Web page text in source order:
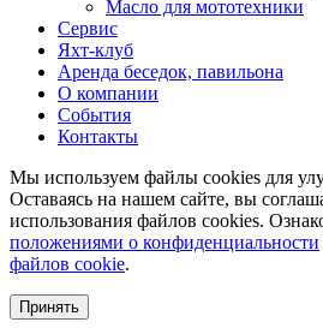
Масло для мототехники
Сервис
Яхт-клуб
Аренда беседок, павильона
О компании
События
Контакты
Мы используем файлы cookies для
Оставаясь на нашем сайте, вы
использования файлов cookies.
положениями о конфиденциальности
файлов cookie.
Принять